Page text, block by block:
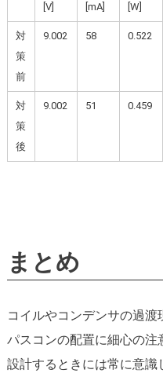
[V]
[mA]
[W]
対
策
前
9.002 58 0.522
対
策
後
9.002 51 0.459
まとめ
コイルやコンデンサの過渡
パスコンの配置に細心の注
設計するときには常に意識